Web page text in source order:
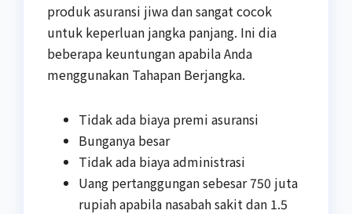
produk asuransi jiwa dan sangat cocok
untuk keperluan jangka panjang. Ini dia
beberapa keuntungan apabila Anda
menggunakan Tahapan Berjangka.
Tidak ada biaya premi asuransi
Bunganya besar
Tidak ada biaya administrasi
Uang pertanggungan sebesar 750 juta
rupiah apabila nasabah sakit dan 1.5